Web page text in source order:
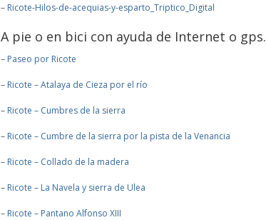
– Ricote-Hilos-de-acequias-y-esparto_Triptico_Digital
A pie o en bici con ayuda de Internet o gps.
– Paseo por Ricote
– Ricote – Atalaya de Cieza por el río
– Ricote – Cumbres de la sierra
– Ricote – Cumbre de la sierra por la pista de la Venancia
– Ricote – Collado de la madera
– Ricote – La Navela y sierra de Ulea
– Ricote – Pantano Alfonso XIII